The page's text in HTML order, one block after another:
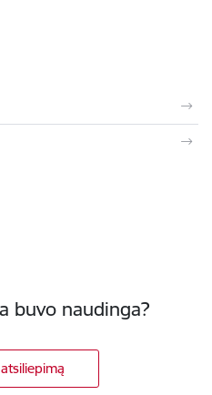
buvo naudinga?